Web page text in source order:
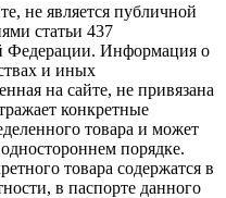
не является публичной
статьи 437
Федерации. Информация о
и иных
на сайте, не привязана
конкретные
товара и может
порядке.
товара содержатся в
в паспорте данного